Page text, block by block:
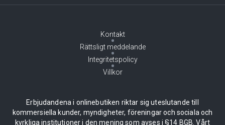
Kontakt
Rättsligt meddelande
Integritetspolicy
Villkor
Erbjudandena i onlinebutiken riktar sig uteslutande till
kommersiella kunder, myndigheter, föreningar och sociala och
kyrkliga institutioner i den mening som avses i §14 BGB. Vårt